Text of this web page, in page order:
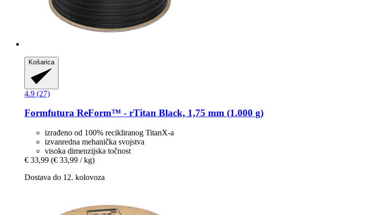
Košarica
4.9 (27)
Formfutura ReForm™ -​ rTitan Black, 1,75 mm (1.000 g)
izrađeno od 100% recikliranog TitanX-a
izvanredna mehanička svojstva
visoka dimenzijska točnost
€ 33,99 (€ 33,99 / kg)
Dostava do 12. kolovoza